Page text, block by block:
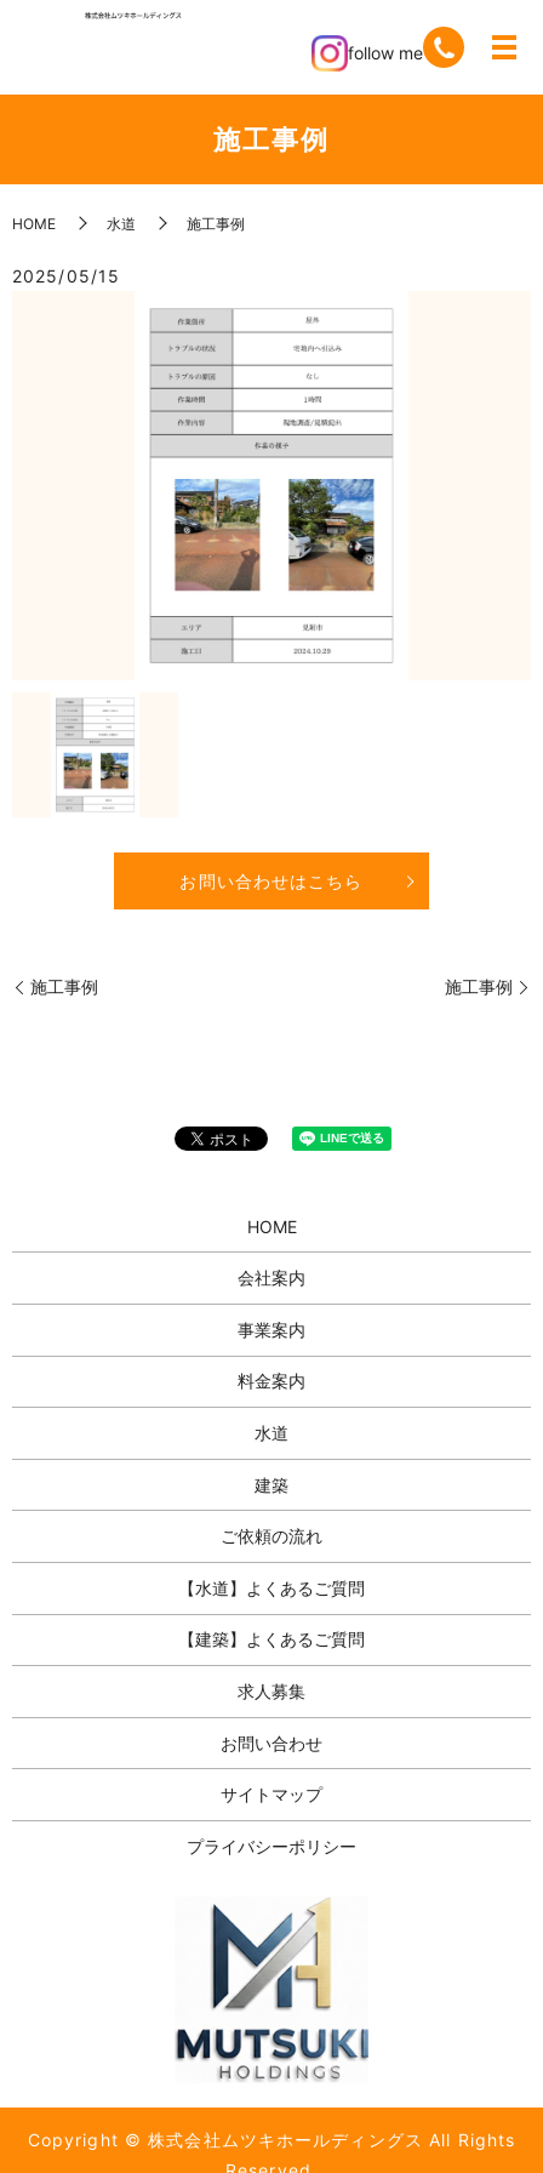
follow me
施工事例
HOME 水道 施工事例
2025/05/15
お問い合わせはこちら
施工事例 施工事例
HOME
会社案内
事業案内
料金案内
水道
建築
ご依頼の流れ
【水道】よくあるご質問
【建築】よくあるご質問
求人募集
お問い合わせ
サイトマップ
プライバシーポリシー
Copyright © 株式会社ムツキホールディングス All Rights